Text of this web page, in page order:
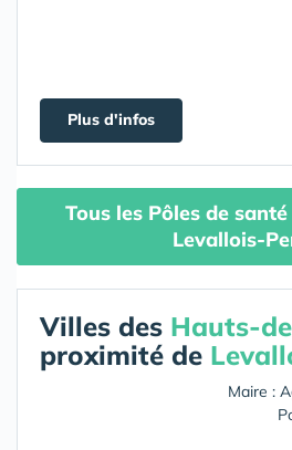
Plus d'infos
Tous les Pôles de
Levallois-
Villes des Hauts-
proximité de
Maire :